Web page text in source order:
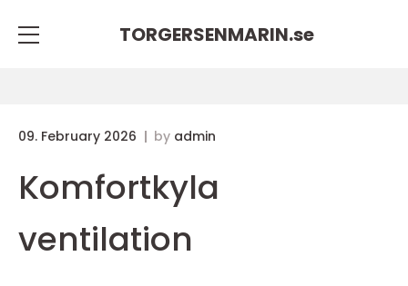
TORGERSENMARIN.se
09. February 2026 by admin
Komfortkyla
ventilation